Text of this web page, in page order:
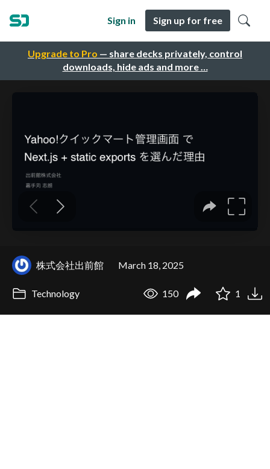
Upgrade to Pro — share decks privately, control
downloads, hide ads and more …
Sign in Sign up for free
株式会社出前館 March 18, 2025
Technology 150 1